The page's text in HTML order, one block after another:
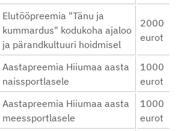
Elutööpreemia "Tänu ja
kummardus" kodukoha ajaloo
ja pärandkultuuri hoidmisel
2000
eurot
Aastapreemia Hiiumaa aasta
naissportlasele
1000
eurot
Aastapreemia Hiiumaa aasta
meessportlasele
1000
eurot